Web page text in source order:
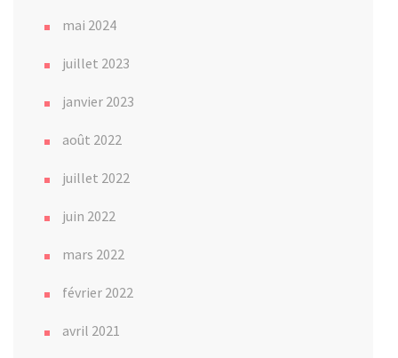
mai 2024
juillet 2023
janvier 2023
août 2022
juillet 2022
juin 2022
mars 2022
février 2022
avril 2021